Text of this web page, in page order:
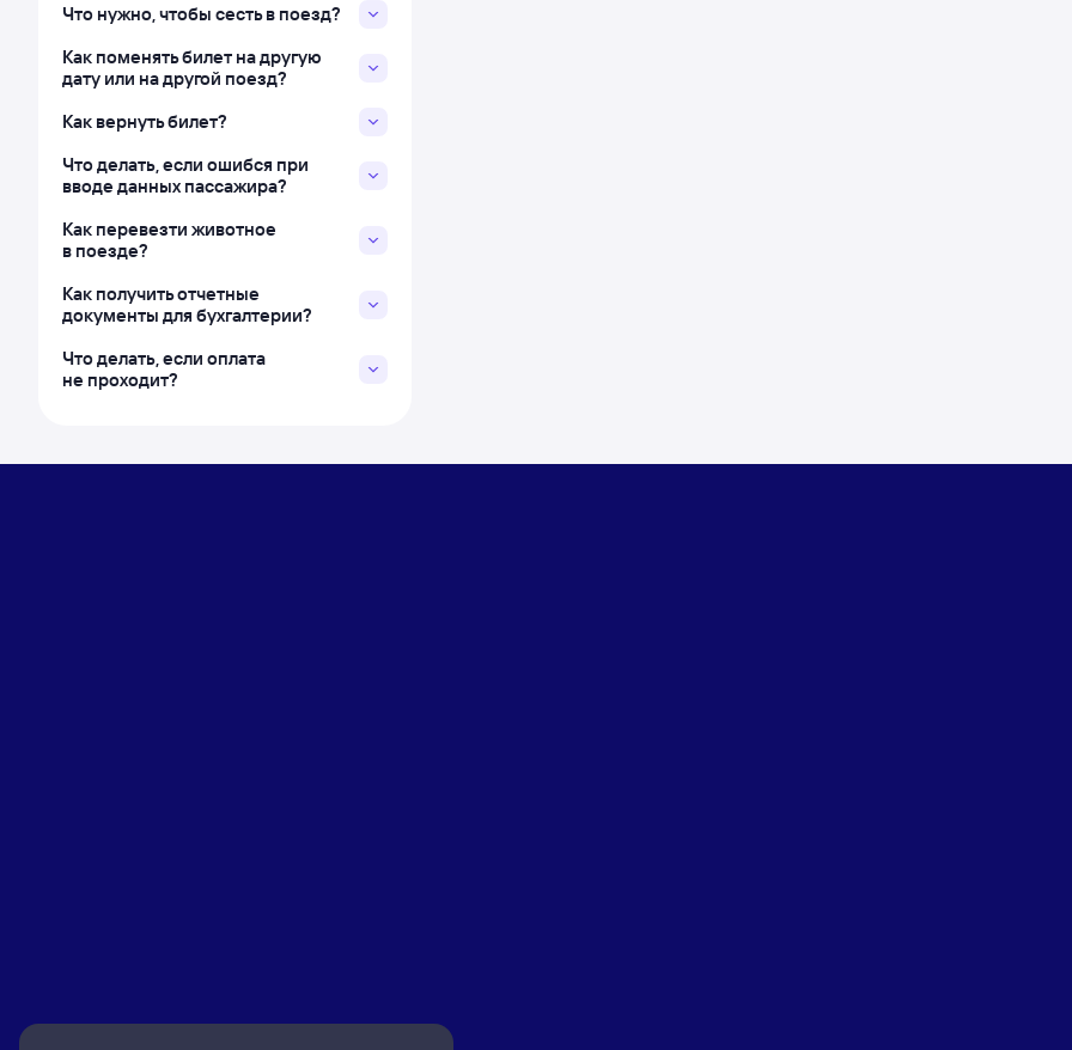
Что нужно, чтобы сесть в поезд?
Как поменять билет на другую
дату или на другой поезд?
Как вернуть билет?
Что делать, если ошибся при
вводе данных пассажира?
Как перевезти животное
в поезде?
Как получить отчетные
документы для бухгалтерии?
Что делать, если оплата
не проходит?